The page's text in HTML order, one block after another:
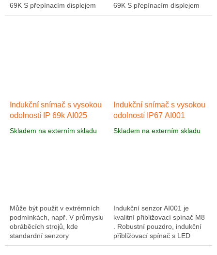
69K S přepínacím displejem
LED AI048 je indukční senzor
69K S přepínacím displejem
LED Indukční snímač AI049 z
Indukční snímač s vysokou
odolností IP 69k AI025
Skladem na externím skladu
Může být použit v extrémních
podmínkách, např. V průmyslu
obráběcích strojů, kde
standardní senzory
selhávají. Indukční senzorové
Indukční snímač s vysokou
odolností IP67 AI001
Skladem na externím skladu
Indukční senzor AI001 je
kvalitní přibližovací spínač M8
. Robustní pouzdro, indukční
přibližovací spínač s LED
displejem a aktivní oblast LCP